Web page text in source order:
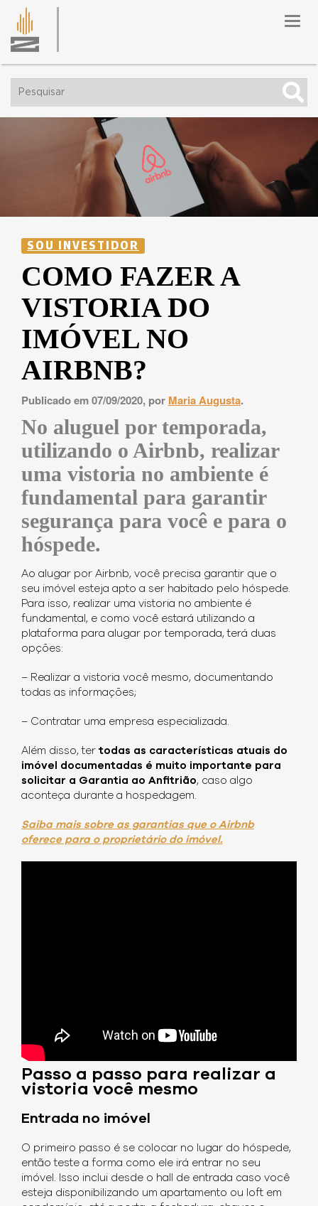
SOU INVESTIDOR
COMO FAZER A
VISTORIA DO
IMÓVEL NO
AIRBNB?
Publicado em 07/09/2020, por Maria Augusta.
No aluguel por temporada,
utilizando o Airbnb, realizar
uma vistoria no ambiente é
fundamental para garantir
segurança para você e para o
hóspede.
Ao alugar por Airbnb, você precisa garantir que o
seu imóvel esteja apto a ser habitado pelo hóspede.
Para isso, realizar uma vistoria no ambiente é
fundamental, e como você estará utilizando a
plataforma para alugar por temporada, terá duas
opções:
– Realizar a vistoria você mesmo, documentando
todas as informações;
– Contratar uma empresa especializada.
Além disso, ter todas as características atuais do
imóvel documentadas é muito importante para
solicitar a Garantia ao Anfitrião, caso algo
aconteça durante a hospedagem.
Saiba mais sobre as garantias que o Airbnb
oferece para o proprietário do imóvel.
Passo a passo para realizar a
vistoria você mesmo
Entrada no imóvel
O primeiro passo é se colocar no lugar do hóspede,
então teste a forma como ele irá entrar no seu
imóvel. Isso inclui desde o hall de entrada caso você
esteja disponibilizando um apartamento ou loft em